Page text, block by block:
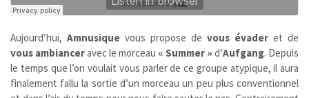
Aujourd’hui, Amnusique vous propose de vous évader et de
vous ambianceravec le morceau « Summer » d’Aufgang. Depuis
le temps que l’on voulait vous parler de ce groupe atypique, il aura
finalement fallu la sortie d’un morceau un peu plus conventionnel